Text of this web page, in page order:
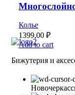
Колье
1399,00 ₽
Add to cart
Бижутерия и